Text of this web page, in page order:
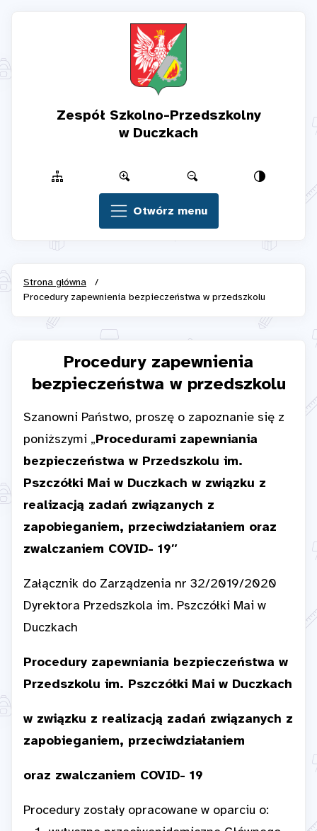
Zespół Szkolno-Przedszkolny
w Duczkach
Otwórz menu
Strona główna
/
Procedury zapewnienia bezpieczeństwa w przedszkolu
Procedury zapewnienia
bezpieczeństwa w przedszkolu
Szanowni Państwo, proszę o zapoznanie się z
poniższymi „Procedurami zapewniania
bezpieczeństwa w Przedszkolu im.
Pszczółki Mai w Duczkach w związku z
realizacją zadań związanych z
zapobieganiem, przeciwdziałaniem oraz
zwalczaniem COVID- 19″
Załącznik do Zarządzenia nr 32/2019/2020
Dyrektora Przedszkola im. Pszczółki Mai w
Duczkach
Procedury zapewniania bezpieczeństwa w
Przedszkolu im. Pszczółki Mai w Duczkach
w związku z realizacją zadań związanych z
zapobieganiem, przeciwdziałaniem
oraz zwalczaniem COVID- 19
Procedury zostały opracowane w oparciu o: